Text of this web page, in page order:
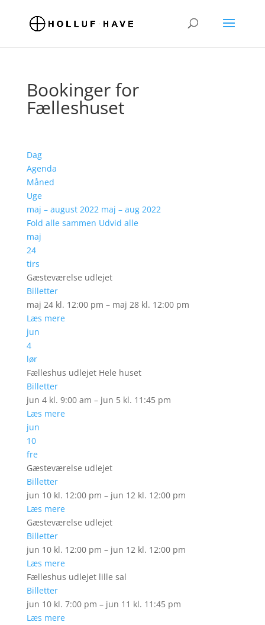
Bookinger for
Fælleshuset
Dag
Agenda
Måned
Uge
maj – august 2022 maj – aug 2022
Fold alle sammen Udvid alle
maj
24
tirs
Gæsteværelse udlejet
Billetter
maj 24 kl. 12:00 pm – maj 28 kl. 12:00 pm
Læs mere
jun
4
lør
Fælleshus udlejet Hele huset
Billetter
jun 4 kl. 9:00 am – jun 5 kl. 11:45 pm
Læs mere
jun
10
fre
Gæsteværelse udlejet
Billetter
jun 10 kl. 12:00 pm – jun 12 kl. 12:00 pm
Læs mere
Gæsteværelse udlejet
Billetter
jun 10 kl. 12:00 pm – jun 12 kl. 12:00 pm
Læs mere
Fælleshus udlejet lille sal
Billetter
jun 10 kl. 7:00 pm – jun 11 kl. 11:45 pm
Læs mere